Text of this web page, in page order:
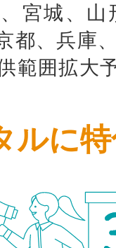
宮城、
都、兵庫
範囲拡大
ルに